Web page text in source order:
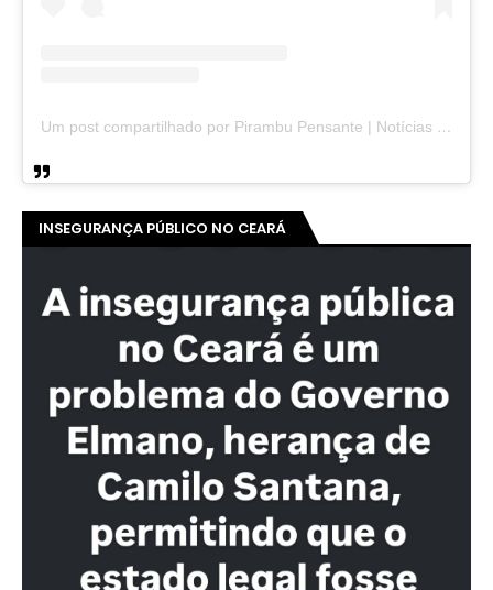
Um post compartilhado por Pirambu Pensante | Notícias & Entretenimento (@pirambupensante)
INSEGURANÇA PÚBLICO NO CEARÁ